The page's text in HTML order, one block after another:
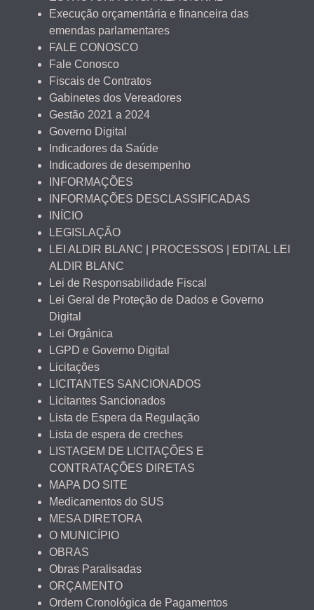
Execução orçamentária e financeira das
emendas parlamentares
FALE CONOSCO
Fale Conosco
Fiscais de Contratos
Gabinetes dos Vereadores
Gestão 2021 a 2024
Governo Digital
Indicadores da Saúde
Indicadores de desempenho
INFORMAÇÕES
INFORMAÇÕES DESCLASSIFICADAS
INÍCIO
LEGISLAÇÃO
LEI ALDIR BLANC | PROCESSOS | EDITAL LEI
ALDIR BLANC
Lei de Responsabilidade Fiscal
Lei Geral de Proteção de Dados e Governo
Digital
Lei Orgânica
LGPD e Governo Digital
Licitações
LICITANTES SANCIONADOS
Licitantes Sancionados
Lista de Espera da Regulação
Lista de espera de creches
LISTAGEM DE LICITAÇÕES E
CONTRATAÇÕES DIRETAS
MAPA DO SITE
Medicamentos do SUS
MESA DIRETORA
O MUNICÍPIO
OBRAS
Obras Paralisadas
ORÇAMENTO
Ordem Cronológica de Pagamentos